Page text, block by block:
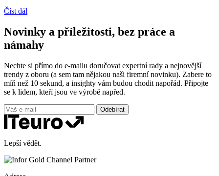
Číst dál
Novinky a příležitosti, bez práce a
námahy
Nechte si přímo do e-mailu doručovat expertní rady a nejnovější
trendy z oboru (a sem tam nějakou naši firemní novinku). Zabere to
míň než 10 sekund, a insighty vám budou chodit napořád. Připojte
se k lidem, kteří jsou ve výrobě napřed.
Odebírat
Lepší vědět.